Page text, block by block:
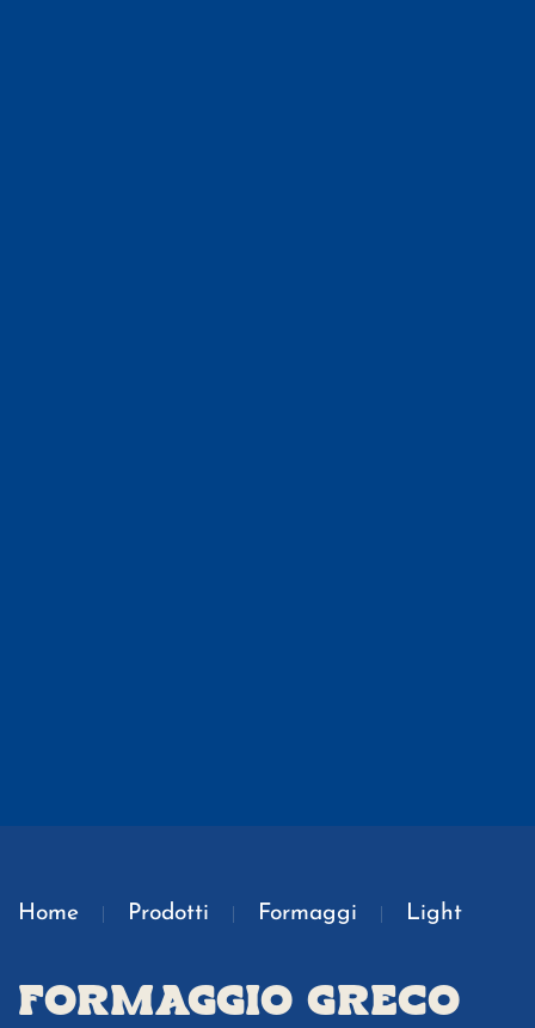
Home Prodotti Formaggi Light
FORMAGGIO GRECO